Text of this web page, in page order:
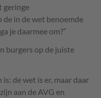
geringe
in de wet benoemde
je daarmee om?”
burgers op de juiste
de wet is er, maar daar
aan de AVG en